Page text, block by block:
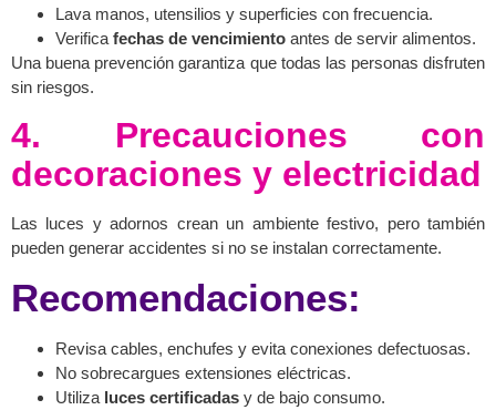
Lava manos, utensilios y superficies con frecuencia.
Verifica fechas de vencimiento antes de servir alimentos.
Una buena prevención garantiza que todas las personas disfruten
sin riesgos.
4. Precauciones con
decoraciones y electricidad
Las luces y adornos crean un ambiente festivo, pero también
pueden generar accidentes si no se instalan correctamente.
Recomendaciones:
Revisa cables, enchufes y evita conexiones defectuosas.
No sobrecargues extensiones eléctricas.
Utiliza luces certificadas y de bajo consumo.